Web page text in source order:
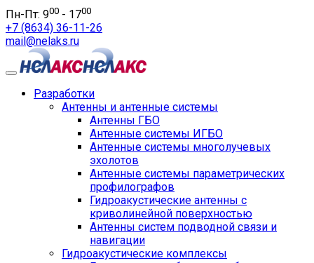
Пн-Пт: 900 - 1700
+7 (8634) 36-11-26
mail@nelaks.ru
Разработки
Антенны и антенные системы
Антенны ГБО
Антенные системы ИГБО
Антенные системы многолучевых
эхолотов
Антенные системы параметрических
профилографов
Гидроакустические антенны с
криволинейной поверхностью
Антенны систем подводной связи и
навигации
Гидроакустические комплексы